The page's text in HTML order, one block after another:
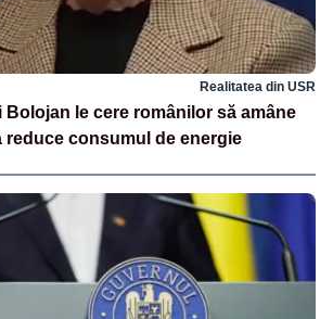
Realitatea din USR
le cere românilor să amâne
reduce consumul de energie